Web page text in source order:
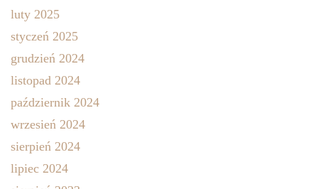
luty 2025
styczeń 2025
grudzień 2024
listopad 2024
październik 2024
wrzesień 2024
sierpień 2024
lipiec 2024